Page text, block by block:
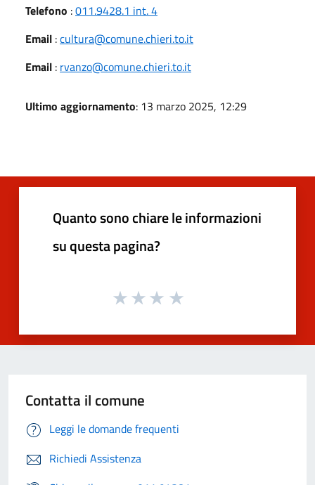
Telefono :011.9428.1 int. 4
Email :cultura@comune.chieri.to.it
Email : rvanzo@comune.chieri.to.it
Ultimo aggiornamento: 13 marzo 2025, 12:29
Quanto sono chiare le informazioni
su questa pagina?
Contatta il comune
Leggi le domande frequenti
Richiedi Assistenza